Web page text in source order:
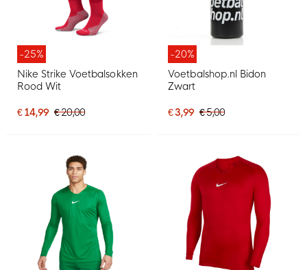
-25%
Nike Strike Voetbalsokken
Rood Wit
€ 14,99 € 20,00
-20%
Voetbalshop.nl Bidon
Zwart
€ 3,99 € 5,00